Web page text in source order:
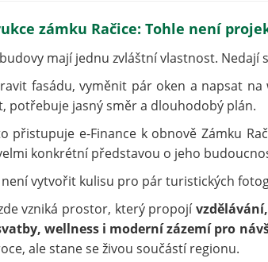
zámku Račice: Tohle není
mají jednu zvláštní vlastnost. Nedají
fasádu, vyměnit pár oken a napsat
potřebuje jasný směr a dlouhodobý plán.
přistupuje e-Finance k obnově Zámku
konkrétní představou o jeho
vytvořit kulisu pro pár turistických
vzniká prostor, který propojí
wellness i moderní zázemí pro
ale stane se živou součástí regionu.